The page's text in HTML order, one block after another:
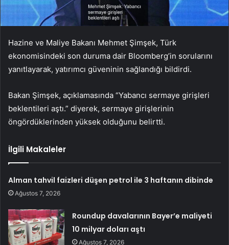
Hazine ve Maliye Bakanı Mehmet Şimşek, Türk
ekonomisindeki son duruma dair Bloomberg’in sorularını
yanıtlayarak, yatırımcı güveninin sağlandığı bildirdi.
Bakan Şimşek, açıklamasında “Yabancı sermaye girişleri
beklentileri aştı.” diyerek, sermaye girişlerinin
öngördüklerinden yüksek olduğunu belirtti.
İlgili Makaleler
Alman tahvil faizleri düşen petrol ile 3 haftanın dibinde
Ağustos 7, 2026
Roundup davalarının Bayer’e maliyeti
10 milyar doları aştı
Ağustos 7, 2026